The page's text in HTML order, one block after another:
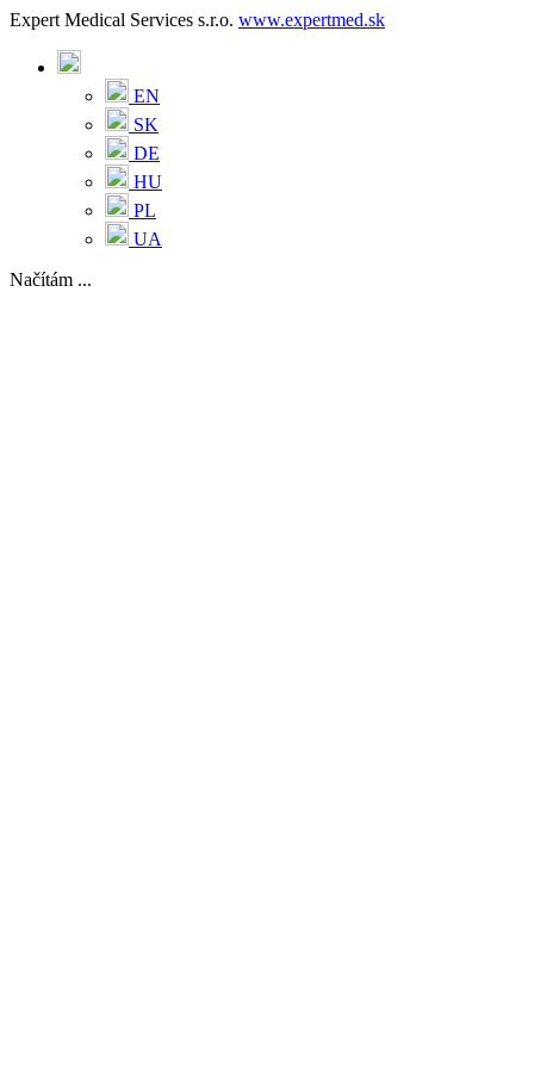
Expert Medical Services s.r.o. www.expertmed.sk
EN
SK
DE
HU
PL
UA
Načítám ...